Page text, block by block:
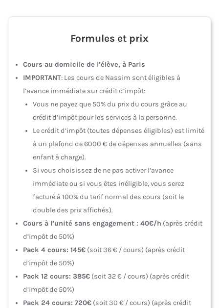
Formules et prix
Cours au domicile de l’élève, à Paris
IMPORTANT: Les cours de Nassim sont éligibles à
l’avance immédiate sur crédit d’impôt:
Vous ne payez que 50% du prix du cours grâce au
crédit d’impôt pour les services à la personne.
Le crédit d’impôt (toutes dépenses éligibles) est limité
à un plafond de 6000 € de dépenses annuelles (sans
enfant à charge).
Si vous choisissez de ne pas activer l’avance
immédiate ou si vous êtes inéligible, vous serez
facturé à 100% du tarif normal des cours (soit le
double des prix affichés).
Cours à l’unité sans engagement : 40€/h (après crédit
d’impôt de 50%)
Pack 4 cours: 145€ (soit 36 € / cours) (après crédit
d’impôt de 50%)
Pack 12 cours: 385€ (soit 32 € / cours) (après crédit
d’impôt de 50%)
Pack 24 cours: 720€ (soit 30 € / cours) (après crédit